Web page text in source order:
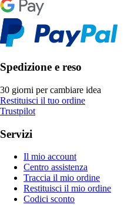
Spedizione e reso
30 giorni per cambiare idea
Restituisci il tuo ordine
Trustpilot
Servizi
Il mio account
Centro assistenza
Traccia il mio ordine
Restituisci il mio ordine
Codici sconto